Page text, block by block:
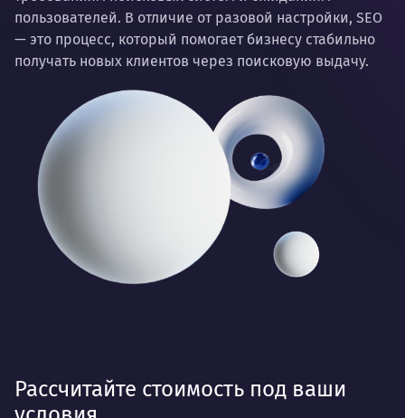
пользователей. В отличие от разовой настройки, SEO
— это процесс, который помогает бизнесу стабильно
получать новых клиентов через поисковую выдачу.
Рассчитайте стоимость под ваши